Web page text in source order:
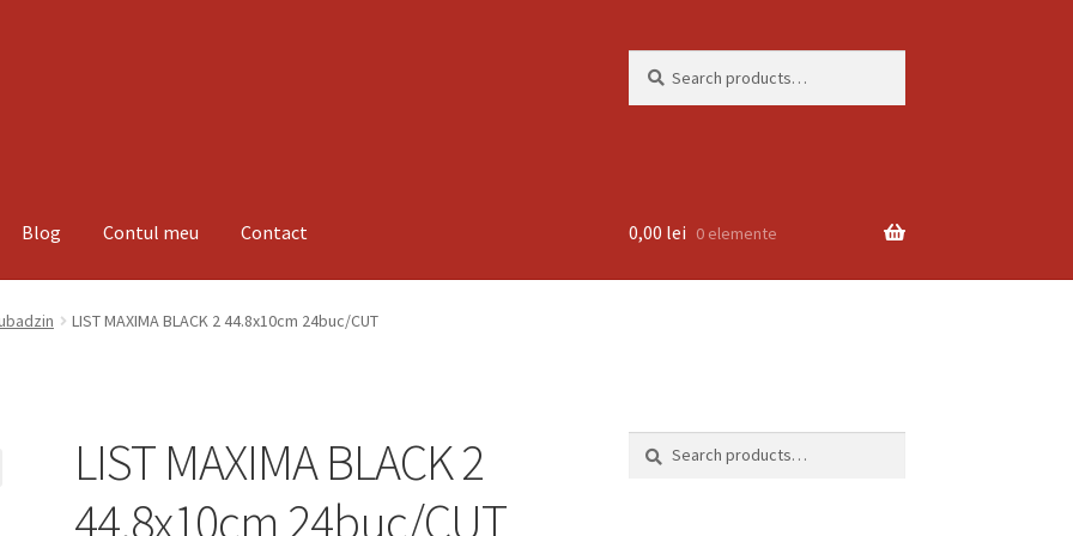
for:
Blog Contul meu Contact
noi InformatiiMagazin Plată
0,00 lei 0 elemente
LIST MAXIMA BLACK 2 44.8x10cm 24buc/CUT
LIST MAXIMA BLACK 2
44.8x10cm 24buc/CUT
Search
Search